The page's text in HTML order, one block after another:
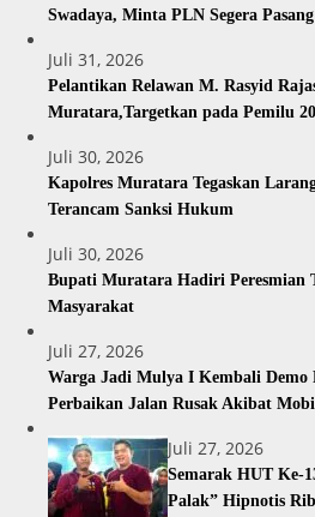
Swadaya, Minta PLN Segera
Juli 31, 2026
Pelantikan Relawan M. Rasyid
Muratara,Targetkan pada Pemilu
Juli 30, 2026
Kapolres Muratara Tegaskan
Terancam Sanksi Hukum
Juli 30, 2026
Bupati Muratara Hadiri Peresmian
Masyarakat
Juli 27, 2026
Warga Jadi Mulya I Kembali
Perbaikan Jalan Rusak Akibat
Juli 27, 2026
Semarak HUT Ke-
Palak” Hipnotis